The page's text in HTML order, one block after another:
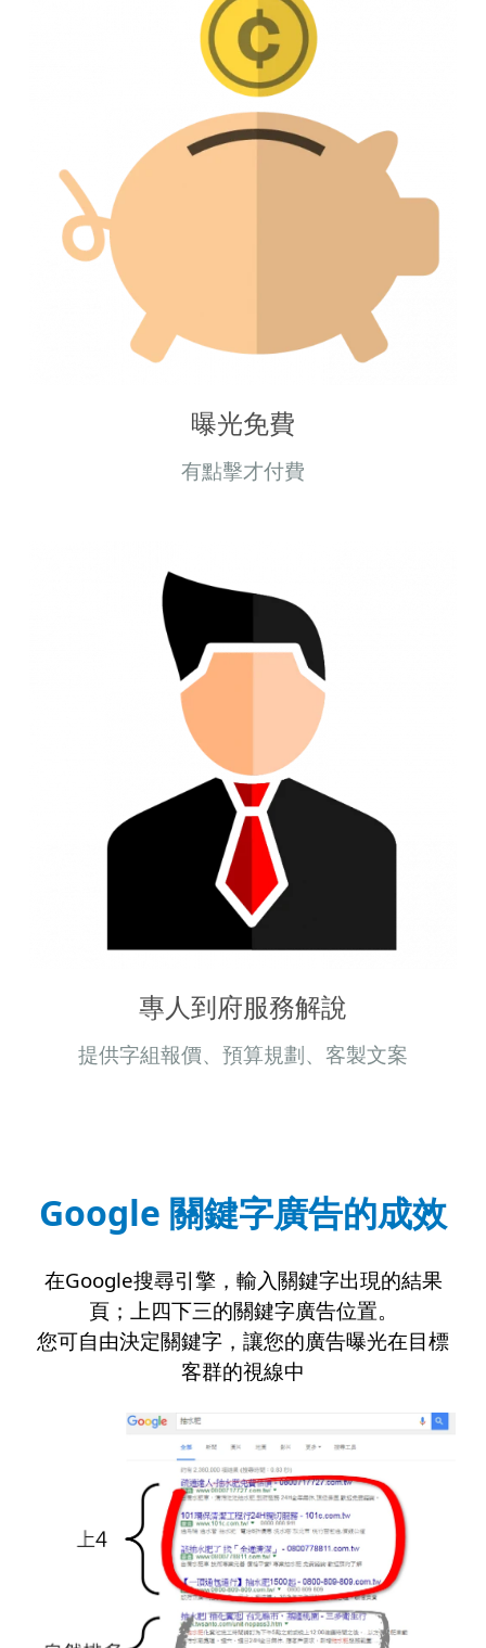
曝光免費
有點擊才付費
專人到府服務解說
提供字組報價、預算規劃、客製文案
Google 關鍵字廣告的成效
在Google搜尋引擎，輸入關鍵字出現的結果
頁；
上四下三的關鍵字廣告位置。
您可自由決定關鍵字，讓您的廣告曝光在目標
客群的視線中